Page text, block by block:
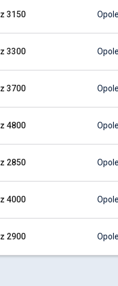
z 3150
z 3300
z 3700
z 4800
z 2850
z 4000
z 2900